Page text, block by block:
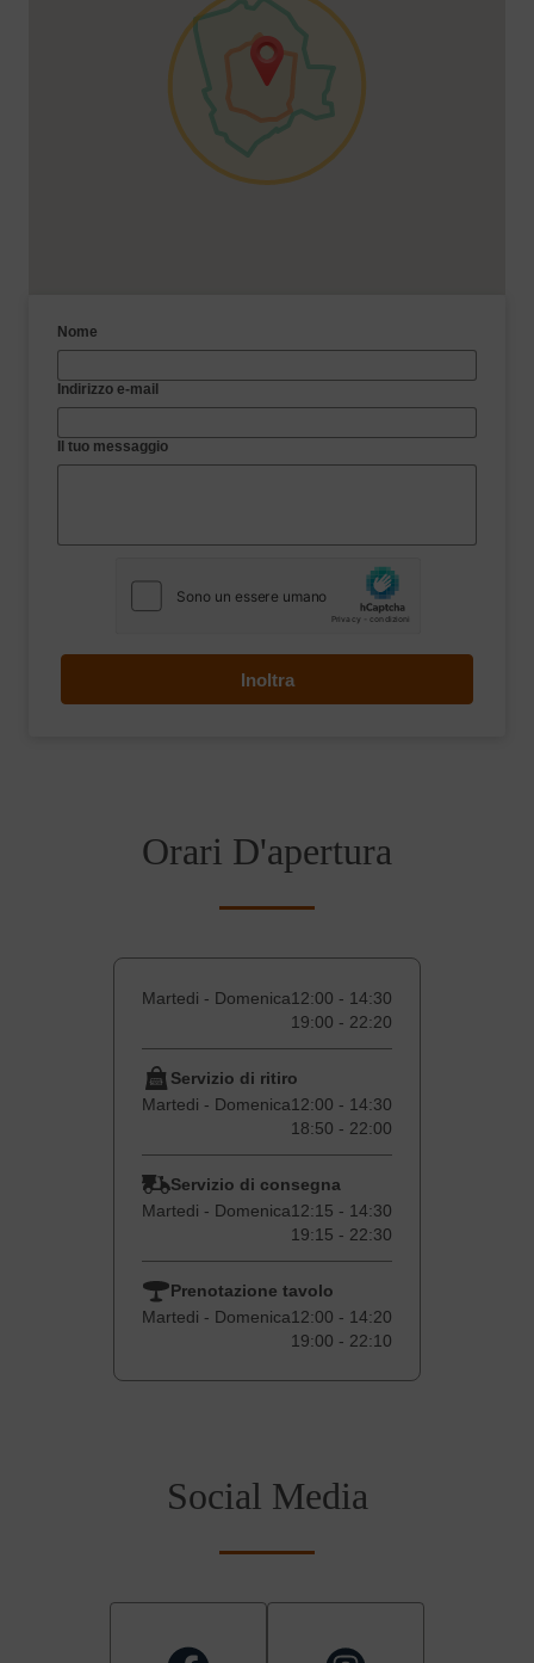
Nome
Indirizzo e-mail
Il tuo messaggio
Inoltra
Orari D'apertura
Martedi - Domenica12:00 - 14:30
19:00 - 22:20
Servizio di ritiro
Martedi - Domenica12:00 - 14:30
18:50 - 22:00
Servizio di consegna
Martedi - Domenica12:15 - 14:30
19:15 - 22:30
Prenotazione tavolo
Martedi - Domenica12:00 - 14:20
19:00 - 22:10
Social Media